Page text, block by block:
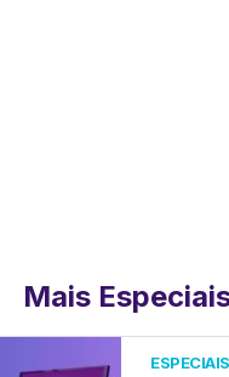
Mais
ESPECIAIS